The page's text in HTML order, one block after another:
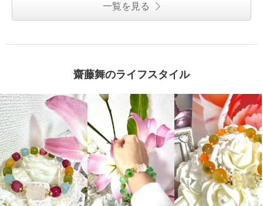
一覧を見る
齋藤舞のライフスタイル